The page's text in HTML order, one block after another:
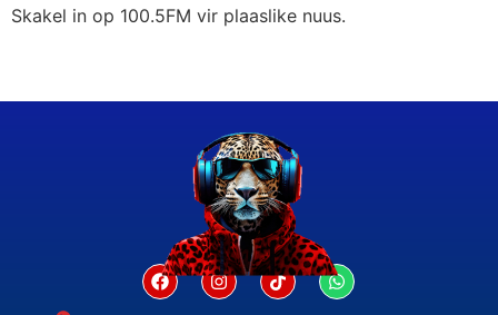
Skakel in op 100.5FM vir plaaslike nuus.